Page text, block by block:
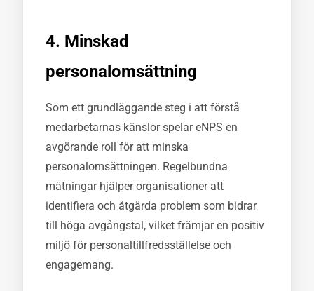
4. Minskad
personalomsättning
Som ett grundläggande steg i att förstå
medarbetarnas känslor spelar eNPS en
avgörande roll för att minska
personalomsättningen. Regelbundna
mätningar hjälper organisationer att
identifiera och åtgärda problem som bidrar
till höga avgångstal, vilket främjar en positiv
miljö för personaltillfredsställelse och
engagemang.